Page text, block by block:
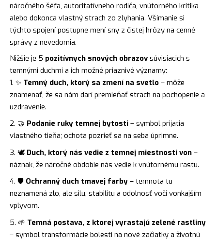
náročného šéfa, autoritatívneho rodiča, vnútorného kritika
alebo dokonca vlastný strach zo zlyhania. Všímanie si
týchto spojení postupne mení sny z čistej hrôzy na cenné
správy z nevedomia.
Nižšie je 5 pozitívnych snových obrazovsúvisiacich s
temnými duchmi a ich možné priaznivé významy:
✨ Temný duch, ktorý sa zmení na svetlo – môže
znamenať, že sa nám darí premieňať strach na pochopenie a
uzdravenie.
🤝 Podanie ruky temnej bytosti – symbol prijatia
vlastného tieňa; ochota pozrieť sa na seba úprimne.
🕊️ Duch, ktorý nás vedie z temnej miestnosti von –
náznak, že náročné obdobie nás vedie k vnútornému rastu.
🛡️ Ochranný duch tmavej farby – temnota tu
neznamená zlo, ale silu, stabilitu a odolnosť voči vonkajším
vplyvom.
🌱 Temná postava, z ktorej vyrastajú zelené rastliny
– symbol transformácie bolesti na nové začiatky a životnú